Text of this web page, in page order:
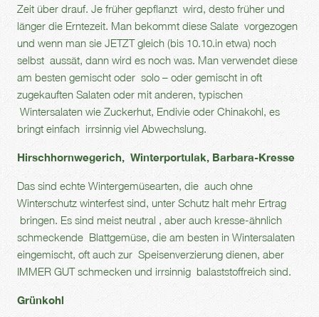
Zeit über drauf. Je früher gepflanzt wird, desto früher und
länger die Erntezeit. Man bekommt diese Salate vorgezogen
und wenn man sie JETZT gleich (bis 10.10.in etwa) noch
selbst aussät, dann wird es noch was. Man verwendet diese
am besten gemischt oder solo – oder gemischt in oft
zugekauften Salaten oder mit anderen, typischen
Wintersalaten wie Zuckerhut, Endivie oder Chinakohl, es
bringt einfach irrsinnig viel Abwechslung.
Hirschhornwegerich, Winterportulak, Barbara-Kresse
Das sind echte Wintergemüsearten, die auch ohne
Winterschutz winterfest sind, unter Schutz halt mehr Ertrag
bringen. Es sind meist neutral , aber auch kresse-ähnlich
schmeckende Blattgemüse, die am besten in Wintersalaten
eingemischt, oft auch zur Speisenverzierung dienen, aber
IMMER GUT schmecken und irrsinnig balaststoffreich sind.
Grünkohl